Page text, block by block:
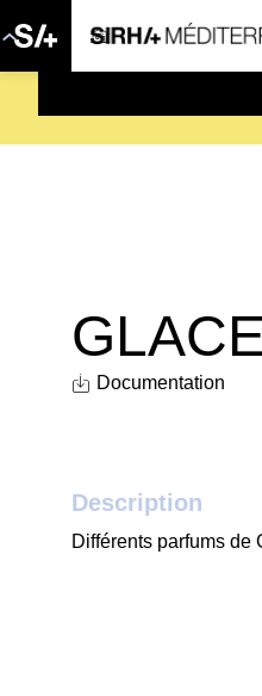
Documentation
Description
Différents parfums de